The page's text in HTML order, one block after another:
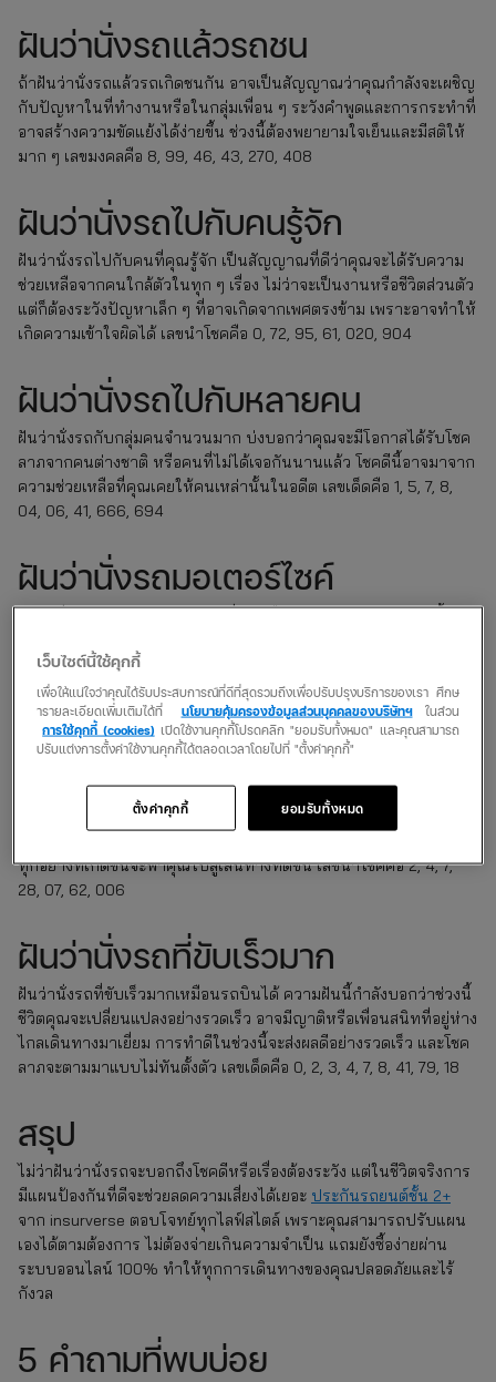
ฝันว่านั่งรถแล้วรถชน
ถ้าฝันว่านั่งรถแล้วรถเกิดชนกัน อาจเป็นสัญญาณว่าคุณกำลังจะเผชิญ
กับปัญหาในที่ทำงานหรือในกลุ่มเพื่อน ๆ ระวังคำพูดและการกระทำที่
อาจสร้างความขัดแย้งได้ง่ายขึ้น ช่วงนี้ต้องพยายามใจเย็นและมีสติให้
มาก ๆ เลขมงคลคือ 8, 99, 46, 43, 270, 408
ฝันว่านั่งรถไปกับคนรู้จัก
ฝันว่านั่งรถไปกับคนที่คุณรู้จัก เป็นสัญญาณที่ดีว่าคุณจะได้รับความ
ช่วยเหลือจากคนใกล้ตัวในทุก ๆ เรื่อง ไม่ว่าจะเป็นงานหรือชีวิตส่วนตัว
แต่ก็ต้องระวังปัญหาเล็ก ๆ ที่อาจเกิดจากเพศตรงข้าม เพราะอาจทำให้
เกิดความเข้าใจผิดได้ เลขนำโชคคือ 0, 72, 95, 61, 020, 904
ฝันว่านั่งรถไปกับหลายคน
ฝันว่านั่งรถกับกลุ่มคนจำนวนมาก บ่งบอกว่าคุณจะมีโอกาสได้รับโชค
ลาภจากคนต่างชาติ หรือคนที่ไม่ได้เจอกันนานแล้ว โชคดีนี้อาจมาจาก
ความช่วยเหลือที่คุณเคยให้คนเหล่านั้นในอดีต เลขเด็ดคือ 1, 5, 7, 8,
04, 06, 41, 666, 694
ฝันว่านั่งรถมอเตอร์ไซค์
ฝันว่านั่งรถมอเตอร์ไซค์ ไม่ว่าจะขี่เองหรือซ้อนท้ายใคร ความฝันนี้
ส่วนตัว การเดินทางทั้งหมดจะราบรื่นและปลอดภัย ไม่ว่าจะไปที่ไหน
ก็ตาม เลขมงคลคือ 55, 792, 861
ฝันว่านั่งรถโดยสาร
ฝันว่านั่งรถโดยสาร เช่น รถเมล์หรือรถตู้ ความฝันนี้บ่งบอกว่าคุณ
กำลังจะได้พบเจอเพื่อนใหม่หลายคนในช่วงเวลาที่ชีวิตมีการ
ทุกอย่างที่เกิดขึ้นจะพาคุณไปสู่เส้นทางที่ดีขึ้น เลขนำโชคคือ 2, 4, 7,
28, 07, 62, 006
ฝันว่านั่งรถที่ขับเร็วมาก
ฝันว่านั่งรถที่ขับเร็วมากเหมือนรถบินได้ ความฝันนี้กำลังบอกว่าช่วงนี้
ชีวิตคุณจะเปลี่ยนแปลงอย่างรวดเร็ว อาจมีญาติหรือเพื่อนสนิทที่อยู่ห่าง
ไกลเดินทางมาเยี่ยม การทำดีในช่วงนี้จะส่งผลดีอย่างรวดเร็ว และโชค
ลาภจะตามมาแบบไม่ทันตั้งตัว เลขเด็ดคือ 0, 2, 3, 4, 7, 8, 41, 79, 18
สรุป
ไม่ว่าฝันว่านั่งรถจะบอกถึงโชคดีหรือเรื่องต้องระวัง แต่ในชีวิตจริงการ
มีแผนป้องกันที่ดีจะช่วยลดความเสี่ยงได้เยอะ ประกันรถยนต์ชั้น 2+
จาก insurverse ตอบโจทย์ทุกไลฟ์สไตล์ เพราะคุณสามารถปรับแผน
เองได้ตามต้องการ ไม่ต้องจ่ายเกินความจำเป็น แถมยังซื้อง่ายผ่าน
ระบบออนไลน์ 100% ทำให้ทุกการเดินทางของคุณปลอดภัยและไร้
กังวล
5 คำถามที่พบบ่อย
เว็บไซต์นี้ใช้คุกกี้
เพื่อให้แน่ใจว่าคุณได้รับประสบการณ์ที่ดีที่สุดรวมถึงเพื่อปรับปรุงบริการของเรา ศึกษ
ารายละเอียดเพิ่มเติมได้ที่
นโยบายคุ้มครองข้อมูลส่วนบุคคลของบริษัทฯในส่วน
การใช้คุกกี้ (cookies) เปิดใช้งานคุกกี้โปรดคลิก "ยอมรับทั้งหมด" และคุณสามารถ
ปรับแต่งการตั้งค่าใช้งานคุกกี้ได้ตลอดเวลาโดยไปที่ "ตั้งค่าคุกกี้"
ยอมรับทั้งหมด
ตั้งค่าคุกกี้